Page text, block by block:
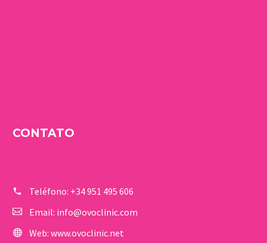
CONTATO
Teléfono: +34 951 495 606
Email: info@ovoclinic.com
Web: www.ovoclinic.net